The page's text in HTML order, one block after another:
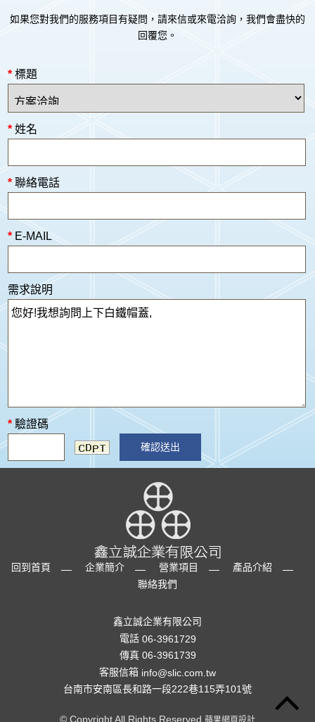
如果您對我們的服務項目有疑問，請來信或來電洽詢，我們會盡快的
回覆您。
*標題
* 姓名
* 聯絡電話
* E-MAIL
需求說明
* 驗證碼
確認送出
回到首頁 企業簡介 營業項目
產品介紹
聯絡我們
鑫立誠企業有限公司
電話 06-3961729
傳真 06-3961739
客服信箱 info@slic.com.tw
台南市安南區長和路一段222巷115弄101號
© Copyright All Rights Reserved